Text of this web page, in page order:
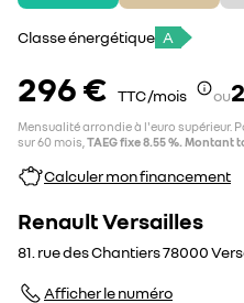
Classe énergétique A
296 € TTC /mois ou
Mensualité arrondie à l'euro supérieur.
sur 60 mois, TAEG fixe 8.55 %. Montant
Calculer mon financement
Renault Versailles
81. rue des Chantiers78000
Afficher le numéro